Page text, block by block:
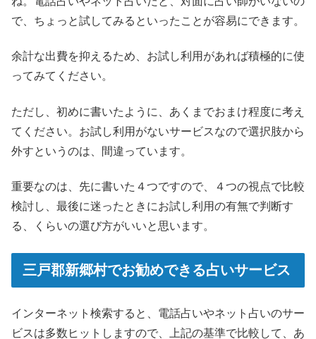
で、ちょっと試してみるといったことが容易にできます。
余計な出費を抑えるため、お試し利用があれば積極的に使
ってみてください。
ただし、初めに書いたように、あくまでおまけ程度に考え
てください。お試し利用がないサービスなので選択肢から
外すというのは、間違っています。
重要なのは、先に書いた４つですので、４つの視点で比較
検討し、最後に迷ったときにお試し利用の有無で判断す
る、くらいの選び方がいいと思います。
三戸郡新郷村でお勧めできる占いサービス
インターネット検索すると、電話占いやネット占いのサー
ビスは多数ヒットしますので、上記の基準で比較して、あ